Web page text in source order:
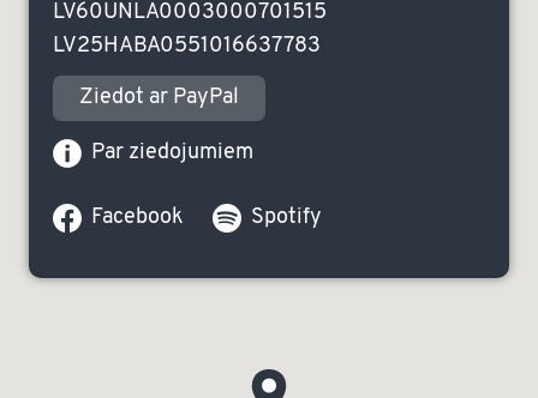
LV60UNLA0003000701515
LV25HABA0551016637783
Ziedot ar PayPal
Par ziedojumiem
Facebook Spotify